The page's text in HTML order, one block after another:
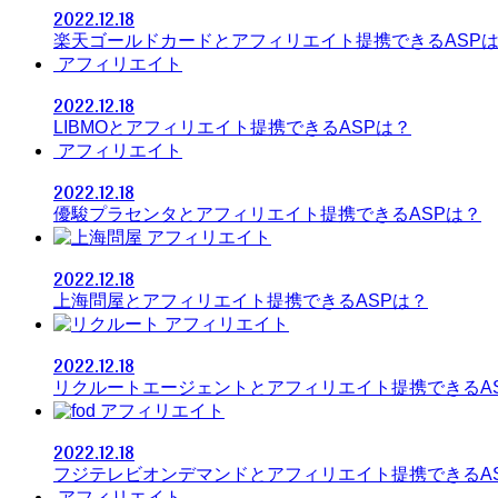
2022.12.18
楽天ゴールドカードとアフィリエイト提携できるASPは
アフィリエイト
2022.12.18
LIBMOとアフィリエイト提携できるASPは？
アフィリエイト
2022.12.18
優駿プラセンタとアフィリエイト提携できるASPは？
アフィリエイト
2022.12.18
上海問屋とアフィリエイト提携できるASPは？
アフィリエイト
2022.12.18
リクルートエージェントとアフィリエイト提携できる
アフィリエイト
2022.12.18
フジテレビオンデマンドとアフィリエイト提携できる